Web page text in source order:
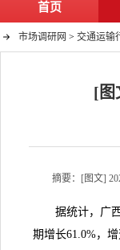
首页
市场调研网 > 交通运输
[图
摘要：[图文]
据统计，广西
期增长61.0%，